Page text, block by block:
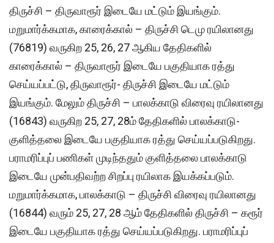
திருச்சி – திருவாரூர் இடையே மட்டும் இயங்கும்.
மறுமார்க்கமாக, காரைக்கால் – திருச்சி டெமு ரயிலானது
(76819) வருகிற 25, 26, 27 ஆகிய தேதிகளில்
காரைக்கால் – திருவாரூர் இடையே பகுதியாக ரத்து
செய்யப்பட்டு, திருவாரூர்- திருச்சி இடையே மட்டும்
இயங்கும். மேலும் திருச்சி – பாலக்காடு விரைவு ரயிலானது
(16843) வருகிற 25, 27, 28ம் தேதிகளில் பாலக்காடு-
குளித்தலை இடையே பகுதியாக ரத்து செய்யப்படுகிறது.
பராமரிப்புப் பணிகள் முடிந்ததும் குளித்தலை பாலக்காடு
இடையே முன்பதிவற்ற சிறப்பு ரயிலாக இயக்கப்படும்.
மறுமார்க்கமாக, பாலக்காடு – திருச்சி விரைவு ரயிலானது
(16844) வரும் 25, 27, 28 ஆம் தேதிகளில் திருச்சி – கரூர்
இடையே பகுதியாக ரத்து செய்யப்படுகிறது. பராமரிப்புப்